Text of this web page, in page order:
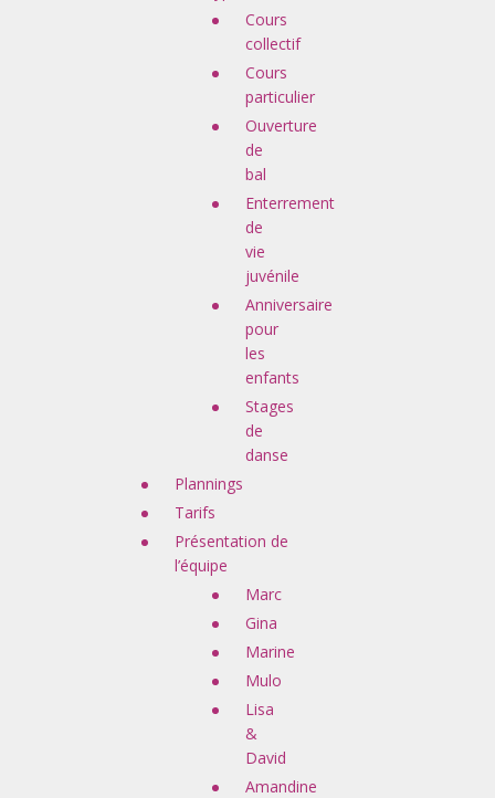
Cours
collectif
Cours
particulier
Ouverture
de
bal
Enterrement
de
vie
juvénile
Anniversaire
pour
les
enfants
Stages
de
danse
Plannings
Tarifs
Présentation de
l’équipe
Marc
Gina
Marine
Mulo
Lisa
&
David
Amandine